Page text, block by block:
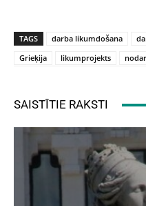
TAGS darba likumdošana
Grieķija
likumprojekts
SAISTĪTIE RAKSTI